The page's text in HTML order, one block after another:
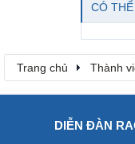
CÓ
Trang chủ Thành
DIỄN ĐÀN